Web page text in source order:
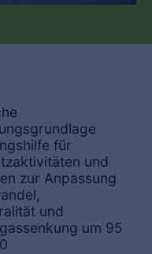
für
und
zur Anpassung
und
um 95